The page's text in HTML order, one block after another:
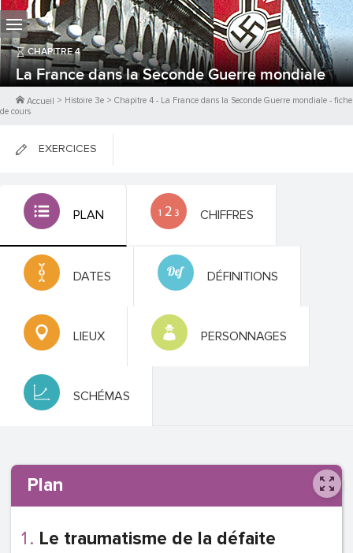
CHAPITRE4
La France dans la Seconde Guerre mondiale
Accueil > Histoire 3e > Chapitre 4 - La France dans la Seconde Guerre mondiale - fiche
de cours
EXERCICES
FICHES DE COURS
PLAN CHIFFRES
DATES DÉFINITIONS
LIEUX PERSONNAGES
SCHÉMAS
Plan
Le traumatisme de la défaite